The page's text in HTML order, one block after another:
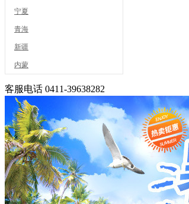
宁夏
青海
新疆
内蒙
客服电话 0411-39638282